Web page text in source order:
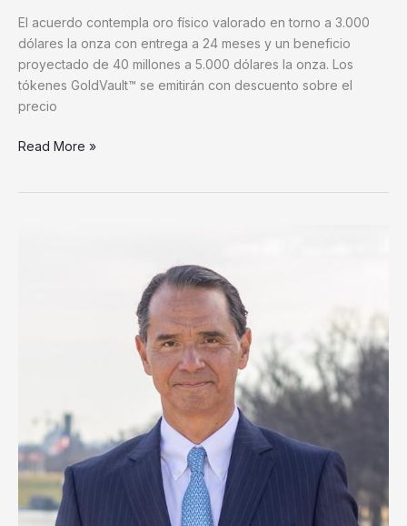
El acuerdo contempla oro físico valorado en torno a 3.000
dólares la onza con entrega a 24 meses y un beneficio
proyectado de 40 millones a 5.000 dólares la onza. Los
tókenes GoldVault™ se emitirán con descuento sobre el
precio
150
millones
de
dólares
Read More »
$500MUSD
para
campos
petroleros
en